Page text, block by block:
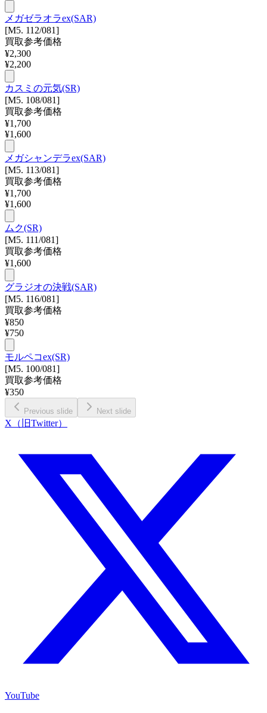
メガゼラオラex(SAR)
[M5. 112/081]
買取参考価格
¥2,300
¥2,200
カスミの元気(SR)
[M5. 108/081]
買取参考価格
¥1,700
¥1,600
メガシャンデラex(SAR)
[M5. 113/081]
買取参考価格
¥1,700
¥1,600
ムク(SR)
[M5. 111/081]
買取参考価格
¥1,600
グラジオの決戦(SAR)
[M5. 116/081]
買取参考価格
¥850
¥750
モルペコex(SR)
[M5. 100/081]
買取参考価格
¥350
Previous slide Next slide
X（旧Twitter）
YouTube